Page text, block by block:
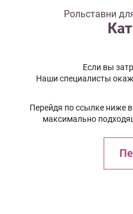
Рольставни
Если вы
Наши специалисты
Перейдя по ссылке ниже
максимально